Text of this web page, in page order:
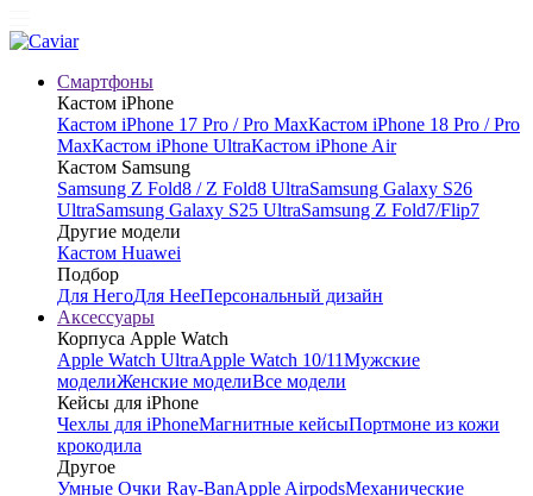
Смартфоны
Кастом iPhone
Кастом iPhone 17 Pro / Pro MaxКастом iPhone 18 Pro / Pro
MaxКастом iPhone UltraКастом iPhone Air
Кастом Samsung
Samsung Z Fold8 / Z Fold8 UltraSamsung Galaxy S26
UltraSamsung Galaxy S25 UltraSamsung Z Fold7/Flip7
Другие модели
Кастом Huawei
Подбор
Для НегоДля НееПерсональный дизайн
Аксессуары
Корпуса Apple Watch
Apple Watch UltraApple Watch 10/11Мужские
моделиЖенские моделиВсе модели
Кейсы для iPhone
Чехлы для iPhoneМагнитные кейсыПортмоне из кожи
крокодила
Другое
Умные Очки Ray-BanApple AirpodsМеханические